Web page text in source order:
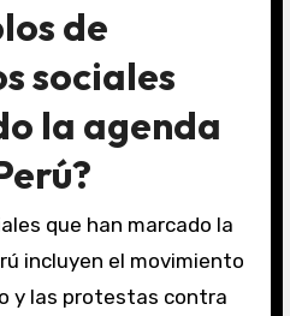
de
sociales
la agenda
que han marcado la
incluyen el movimiento
y las protestas contra